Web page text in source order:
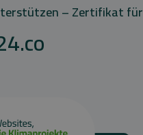
– Zertifikat für